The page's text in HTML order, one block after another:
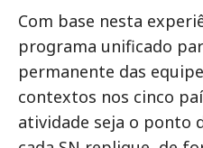
Com base nesta
programa unificado
permanente das
contextos nos cinco
atividade seja o ponto